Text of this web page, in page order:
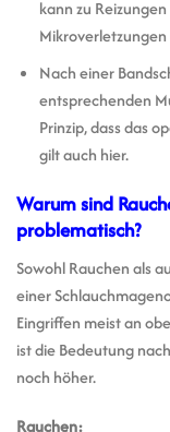
kann zu
Nach einer
entsprechenden
Prinzip, dass das
gilt auch hier.
Warum sind
problematisch?
Sowohl Rauchen als
einer
Eingriffen meist an
ist die Bedeutung
noch höher.
Rauchen: